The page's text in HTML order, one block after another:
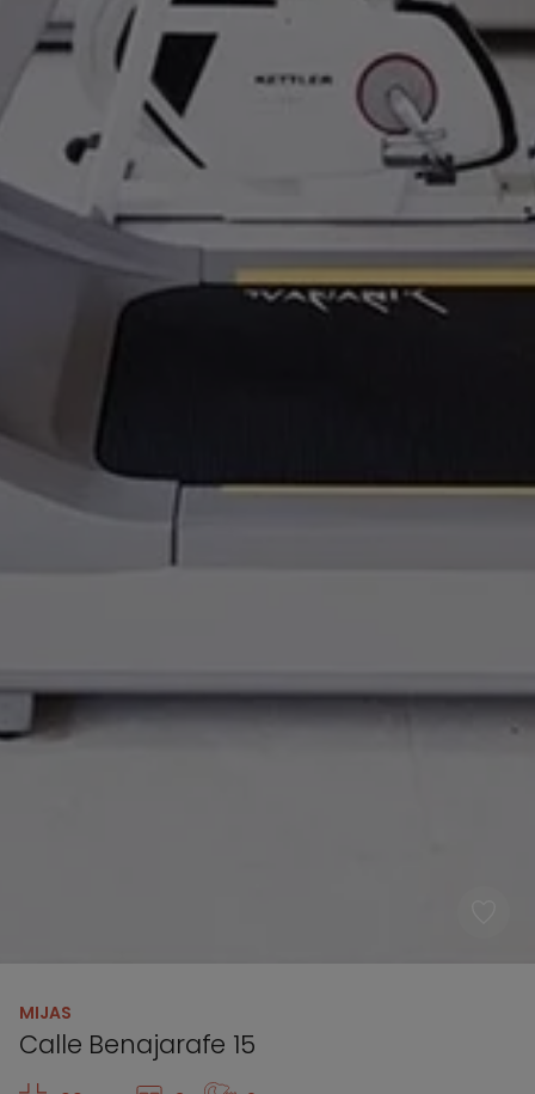
MIJAS
Calle Benajarafe 15